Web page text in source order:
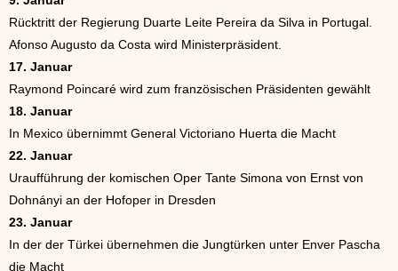
Rücktritt der Regierung Duarte Leite Pereira da Silva in Portugal.
Afonso Augusto da Costa wird Ministerpräsident.
17. Januar
Raymond Poincaré wird zum französischen Präsidenten gewählt
18. Januar
In Mexico übernimmt General Victoriano Huerta die Macht
22. Januar
Uraufführung der komischen Oper Tante Simona von Ernst von
Dohnányi an der Hofoper in Dresden
23. Januar
In der der Türkei übernehmen die Jungtürken unter Enver Pascha
die Macht